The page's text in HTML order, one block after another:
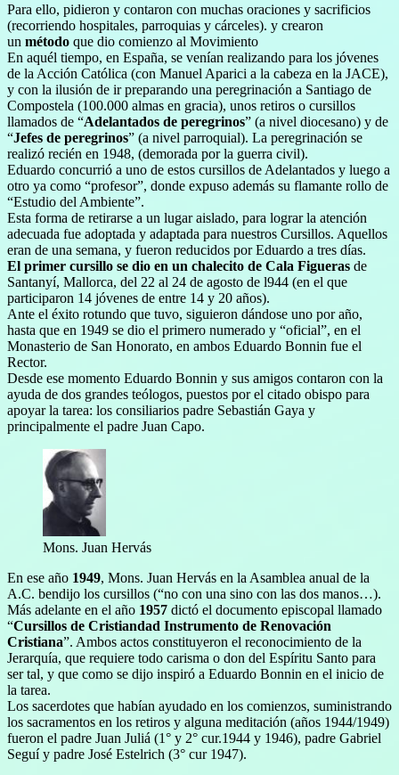
Para ello, pidieron y contaron con muchas oraciones y sacrificios
(recorriendo hospitales, parroquias y cárceles). y crearon
un método que dio comienzo al Movimiento
En aquél tiempo, en España, se venían realizando para los jóvenes
de la Acción Católica (con Manuel Aparici a la cabeza en la JACE),
y con la ilusión de ir preparando una peregrinación a Santiago de
Compostela (100.000 almas en gracia), unos retiros o cursillos
llamados de “Adelantados de peregrinos” (a nivel diocesano) y de
“Jefes de peregrinos” (a nivel parroquial). La peregrinación se
realizó recién en 1948, (demorada por la guerra civil).
Eduardo concurrió a uno de estos cursillos de Adelantados y luego a
otro ya como “profesor”, donde expuso además su flamante rollo de
“Estudio del Ambiente”.
Esta forma de retirarse a un lugar aislado, para lograr la atención
adecuada fue adoptada y adaptada para nuestros Cursillos. Aquellos
eran de una semana, y fueron reducidos por Eduardo a tres días.
El primer cursillo se dio en un chalecito de Cala Figueras de
Santanyí, Mallorca, del 22 al 24 de agosto de l944 (en el que
participaron 14 jóvenes de entre 14 y 20 años).
Ante el éxito rotundo que tuvo, siguieron dándose uno por año,
hasta que en 1949 se dio el primero numerado y “oficial”, en el
Monasterio de San Honorato, en ambos Eduardo Bonnin fue el
Rector.
Desde ese momento Eduardo Bonnin y sus amigos contaron con la
ayuda de dos grandes teólogos, puestos por el citado obispo para
apoyar la tarea: los consiliarios padre Sebastián Gaya y
principalmente el padre Juan Capo.
Mons. Juan Hervás
En ese año 1949, Mons. Juan Hervás en la Asamblea anual de la
A.C. bendijo los cursillos (“no con una sino con las dos manos…).
Más adelante en el año 1957 dictó el documento episcopal llamado
“Cursillos de Cristiandad Instrumento de Renovación
Cristiana”. Ambos actos constituyeron el reconocimiento de la
Jerarquía, que requiere todo carisma o don del Espíritu Santo para
ser tal, y que como se dijo inspiró a Eduardo Bonnin en el inicio de
la tarea.
Los sacerdotes que habían ayudado en los comienzos, suministrando
los sacramentos en los retiros y alguna meditación (años 1944/1949)
fueron el padre Juan Juliá (1° y 2° cur.1944 y 1946), padre Gabriel
Seguí y padre José Estelrich (3° cur 1947).